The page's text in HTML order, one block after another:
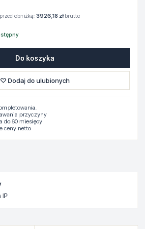
IP
obniżką: 3926,18 złbrutto
Do koszyka
♡ Dodaj do ulubionych
przyczyny
do 60 miesięcy
ceny netto